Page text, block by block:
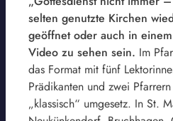
selten genutzte Kirchen
geöffnet oder auch in
Video zu sehen sein. Im
das Format mit fünf
Prädikanten und zwei
„klassisch“ umgesetz. In St.